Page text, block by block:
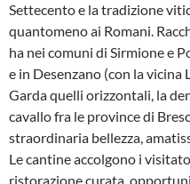
Settecento e la tradizione
quantomeno ai Romani.
ha nei comuni di Sirmione e
e in Desenzano (con la vicina
Garda quelli orizzontali, la
cavallo fra le province di
straordinaria bellezza,
Le cantine accolgono i
ristorazione curata,